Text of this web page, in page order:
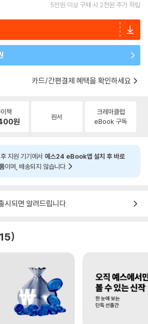
5만원 이상 구매 시 2천원 추가 적립
카드/간편결제 혜택을 확인하세요
책
원 원서
크레마클럽
eBook 구독
지원 기기에서 예스24 eBook앱 설치 후 바로
이며, 배송되지 않습니다.
시되면 알려드립니다.
15